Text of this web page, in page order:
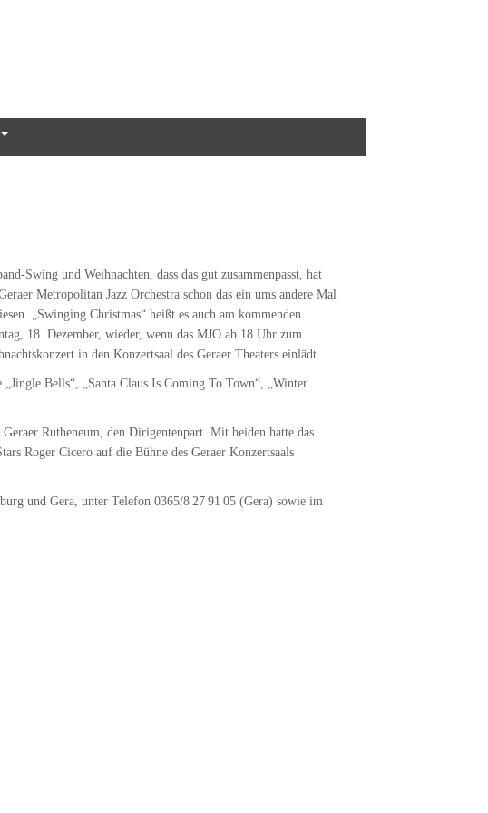
Swing und Weihnachten, dass das gut zusammenpasst, hat
Metropolitan Jazz Orchestra schon das ein ums andere Mal
„Swinging Christmas“ heißt es auch am kommenden
18. Dezember, wieder, wenn das MJO ab 18 Uhr zum
in den Konzertsaal des Geraer Theaters einlädt.
Bells“, „Santa Claus Is Coming To Town“, „Winter
Rutheneum, den Dirigentenpart. Mit beiden hatte das
Roger Cicero auf die Bühne des Geraer Konzertsaals
und Gera, unter Telefon 0365/8 27 91 05 (Gera) sowie im